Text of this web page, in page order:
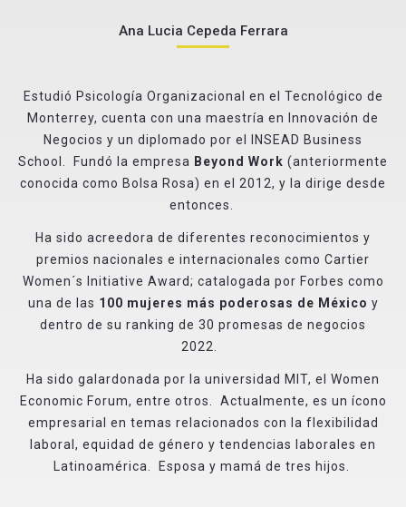
Ana Lucia Cepeda Ferrara
Estudió Psicología Organizacional en el Tecnológico de
Monterrey, cuenta con una maestría en Innovación de
Negocios y un diplomado por el INSEAD Business
School. Fundó la empresa Beyond Work (anteriormente
conocida como Bolsa Rosa) en el 2012, y la dirige desde
entonces.
Ha sido acreedora de diferentes reconocimientos y
premios nacionales e internacionales como Cartier
Women´s Initiative Award; catalogada por Forbes como
una de las 100 mujeres más poderosas de México y
dentro de su ranking de 30 promesas de negocios
2022.
Ha sido galardonada por la universidad MIT, el Women
Economic Forum, entre otros. Actualmente, es un ícono
empresarial en temas relacionados con la flexibilidad
laboral, equidad de género y tendencias laborales en
Latinoamérica. Esposa y mamá de tres hijos.